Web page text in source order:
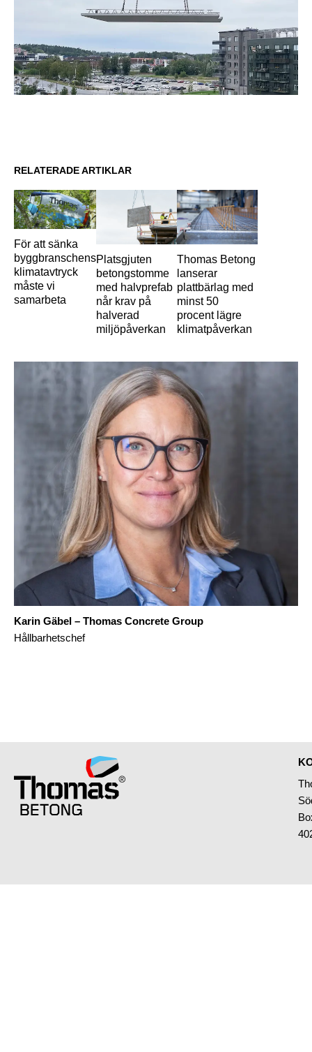
RELATERADE ARTIKLAR
För att sänka
byggbranschens
klimatavtryck
måste vi
samarbeta
Platsgjuten
betongstomme
med halvprefab
når krav på
halverad
miljöpåverkan
Thomas Betong
lanserar
plattbärlag med
minst 50
procent lägre
klimatpåverkan
Karin Gäbel – Thomas Concrete Group
Hållbarhetschef